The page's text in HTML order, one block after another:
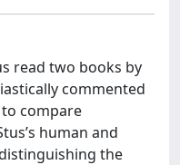
read two books by
commented
compare
human and
the